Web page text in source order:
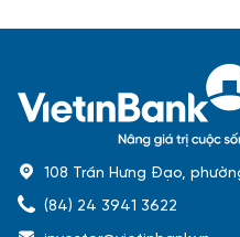
108 Trần Hưng Đạo,
(84) 24 3941 3622